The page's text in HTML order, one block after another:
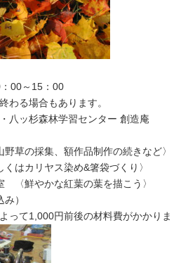
00～15：00
わる場合もあります。
ッ杉森林学習センター 創造庵
草の採集、額作品制作の続きなど〉
はカリヤス染め&箸袋づくり〉
〈鮮やかな紅葉の葉を描こう〉
）
て1,000円前後の材料費がかかりま